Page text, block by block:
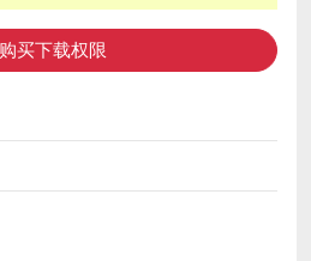
购买下载权限